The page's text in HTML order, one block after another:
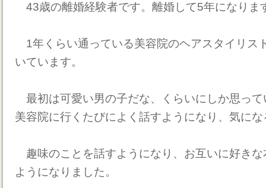
43歳の離婚経験者です。離婚して5年になりま
1年くらい通っている美容院のヘアスタイリス
いています。
最初は可愛い男の子だな、くらいにしか思っ
美容院に行くたびによく話すようになり、気に
趣味のことを話すようになり、お互いに好き
ようになりました。